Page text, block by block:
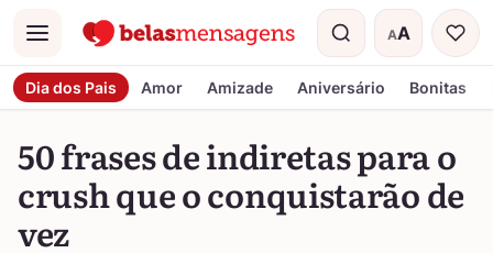
Menu AA
Tamanho do
Dia dos Pais Amor Amizade Aniversário Bonitas
50 frases de indiretas para o
crush que o conquistarão de
vez